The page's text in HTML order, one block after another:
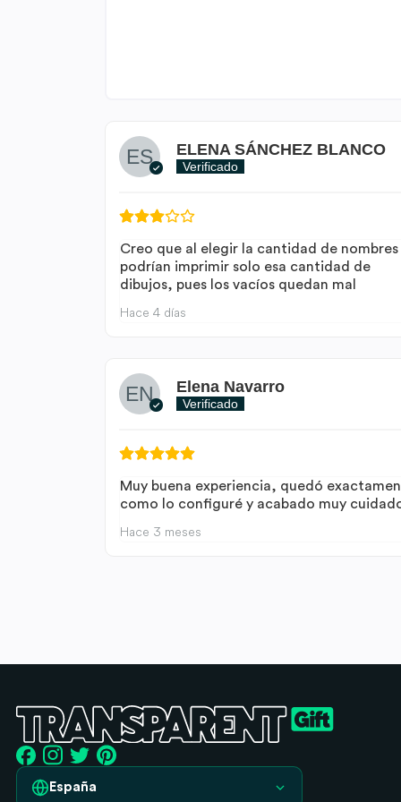
ELENA SÁNCHEZ BLANCO
Verificado
Creo que al elegir la cantidad de nombres
podrían imprimir solo esa cantidad de
dibujos, pues los vacíos quedan mal
Hace 4 días
Elena Navarro
Verificado
Muy buena experiencia, quedó
como lo configuré y acabado muy
Hace 3 meses
España